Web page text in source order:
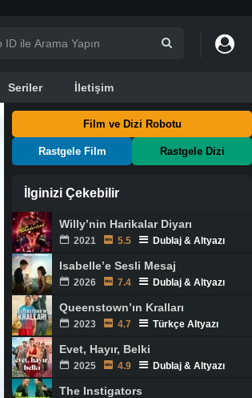
Seriler İletişim
Film ve Dizi Robotu
Rastgele Film Rastgele Dizi
İlginizi Çekebilir
Willy’nin Harikalar Diyarı
2021 5.5 Dublaj & Altyazı
Isabelle’e Sesli Mesaj
2026 7.4 Dublaj & Altyazı
Queenstown’ın Kralları
2023 4.7 Türkçe Altyazı
Evet, Hayır, Belki
2025 4.9 Dublaj & Altyazı
The Instigators